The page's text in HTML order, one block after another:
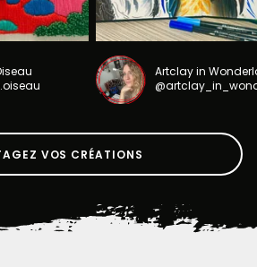
Artclay in
VOS CRÉATIONS